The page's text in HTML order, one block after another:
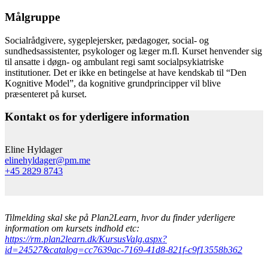
Målgruppe
Socialrådgivere, sygeplejersker, pædagoger, social- og
sundhedsassistenter, psykologer og læger m.fl. Kurset henvender sig
til ansatte i døgn- og ambulant regi samt socialpsykiatriske
institutioner. Det er ikke en betingelse at have kendskab til “Den
Kognitive Model”, da kognitive grundprincipper vil blive
præsenteret på kurset.
Kontakt os for yderligere information
Eline Hyldager
elinehyldager@pm.me
+45 2829 8743
Tilmelding skal ske på Plan2Learn, hvor du finder yderligere
information om kursets indhold etc:
https://rm.plan2learn.dk/KursusValg.aspx?
id=24527&catalog=cc7639ac-7169-41d8-821f-c9f13558b362